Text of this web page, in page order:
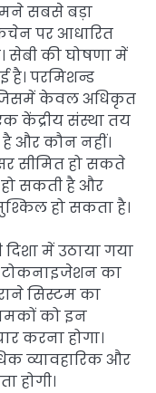
सबसे बड़ा
पर आधारित
सेबी की घोषणा में
है। परमिशन्ड
केवल अधिकृत
केंद्रीय संस्था तय
और कौन नहीं।
सीमित हो सकते
सकती है और
हो सकता है।
में उठाया गया
टोकनाइजेशन का
सिस्टम का
को इन
करना होगा।
व्यावहारिक और
होगी।